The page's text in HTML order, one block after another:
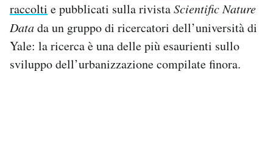
AREA PERSONALE
Area Personale
Notifiche mobile
raccolti e pubblicati sulla rivistaScientific Nature
Datada un gruppo di ricercatori dell’università di
Yale: la ricerca è una delle più esaurienti sullo
sviluppo dell’urbanizzazione compilate finora.